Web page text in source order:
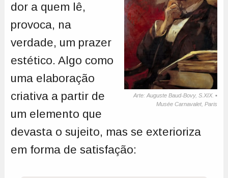
Arte: Auguste Baud-Bovy, S.XIX. ▪
Musée Carnavalet, Paris
dor a quem lê,
provoca, na
verdade, um prazer
estético. Algo como
uma elaboração
criativa a partir de
um elemento que
devasta o sujeito, mas se exterioriza
em forma de satisfação: